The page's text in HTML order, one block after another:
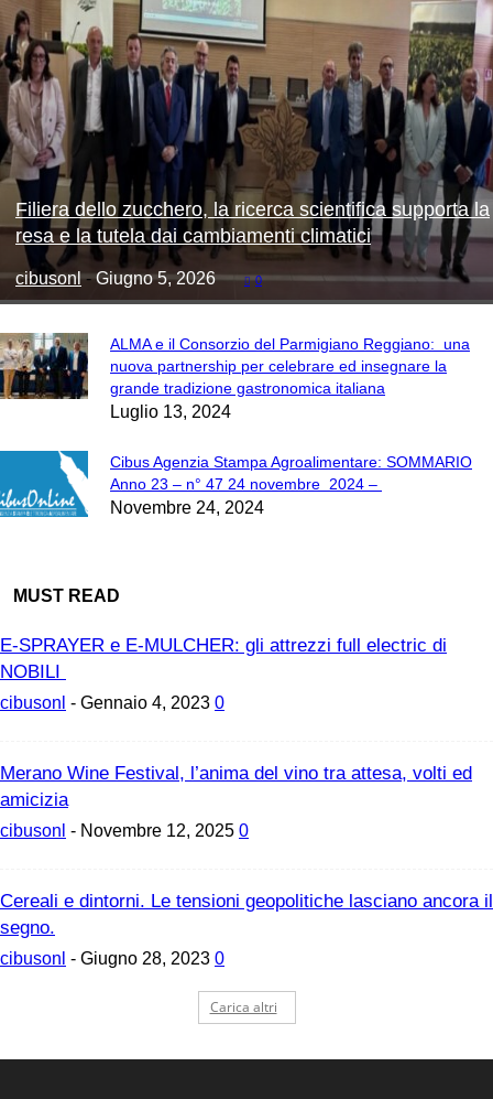
Filiera dello zucchero, la ricerca scientifica supporta la
resa e la tutela dai cambiamenti climatici
cibusonl - Giugno 5, 2026 0
ALMA e il Consorzio del Parmigiano Reggiano: una
nuova partnership per celebrare ed insegnare la
grande tradizione gastronomica italiana
Luglio 13, 2024
Cibus Agenzia Stampa Agroalimentare: SOMMARIO
Anno 23 – n° 47 24 novembre 2024 –
Novembre 24, 2024
MUST READ
E-SPRAYER e E-MULCHER: gli attrezzi full electric di
NOBILI
cibusonl - Gennaio 4, 2023 0
Merano Wine Festival, l’anima del vino tra attesa, volti ed
amicizia
cibusonl - Novembre 12, 2025 0
Cereali e dintorni. Le tensioni geopolitiche lasciano ancora il
segno.
cibusonl - Giugno 28, 2023 0
Carica altri